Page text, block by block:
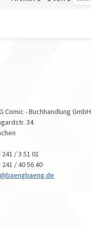
Comic - Buchhandlung GmbH
34
/ 3 51 01
241 / 40 56 40